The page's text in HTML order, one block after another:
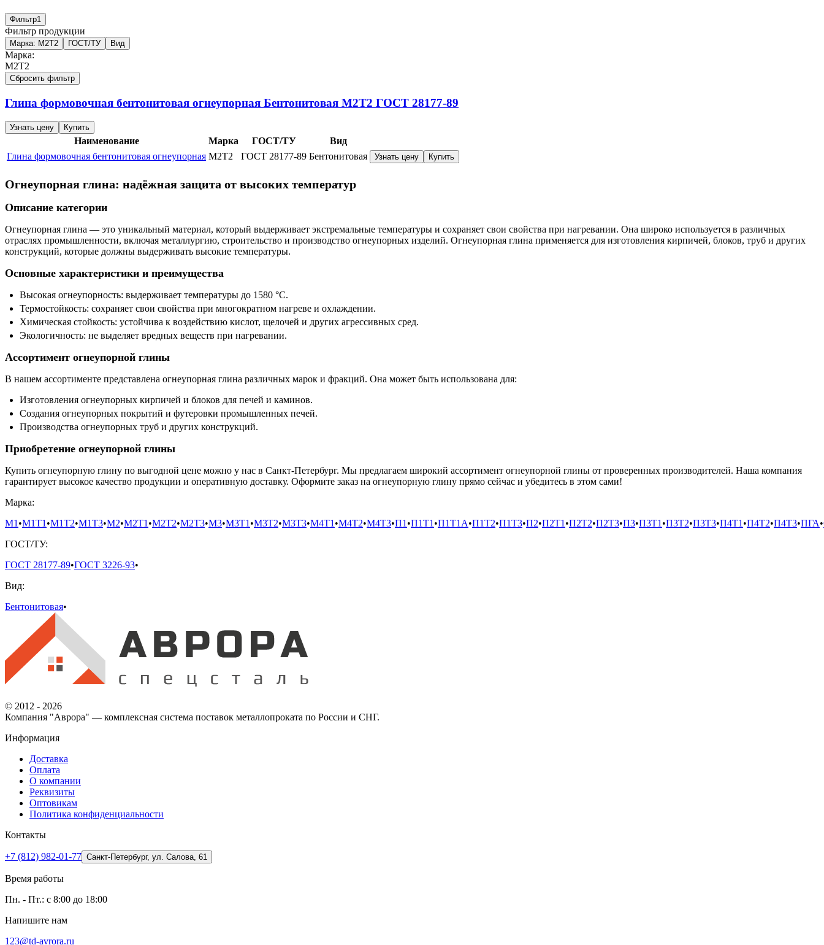
Фильтр1
Фильтр продукции
Марка: М2Т2 ГОСТ/ТУ Вид
Марка:
М2Т2
Сбросить фильтр
Глина формовочная бентонитовая огнеупорная Бентонитовая М2Т2 ГОСТ 28177-89
Узнать цену Купить
Наименование Марка ГОСТ/ТУ
Вид
Глина формовочная бентонитовая огнеупорная М2Т2 ГОСТ 28177-89 Бентонитовая Узнать цену Купить
Огнеупорная глина: надёжная защита от высоких температур
Описание категории
Огнеупорная глина — это уникальный материал, который выдерживает экстремальные температуры и сохраняет свои свойства при нагревании. Она широко используется в различных
отраслях промышленности, включая металлургию, строительство и производство огнеупорных изделий. Огнеупорная глина применяется для изготовления кирпичей, блоков, труб и других
конструкций, которые должны выдерживать высокие температуры.
Основные характеристики и преимущества
Высокая огнеупорность: выдерживает температуры до 1580 °C.
Термостойкость: сохраняет свои свойства при многократном нагреве и охлаждении.
Химическая стойкость: устойчива к воздействию кислот, щелочей и других агрессивных сред.
Экологичность: не выделяет вредных веществ при нагревании.
Ассортимент огнеупорной глины
В нашем ассортименте представлена огнеупорная глина различных марок и фракций. Она может быть использована для:
Изготовления огнеупорных кирпичей и блоков для печей и каминов.
Создания огнеупорных покрытий и футеровки промышленных печей.
Производства огнеупорных труб и других конструкций.
Приобретение огнеупорной глины
Купить огнеупорную глину по выгодной цене можно у нас в Санкт-Петербург. Мы предлагаем широкий ассортимент огнеупорной глины от проверенных производителей. Наша компания
гарантирует высокое качество продукции и оперативную доставку. Оформите заказ на огнеупорную глину прямо сейчас и убедитесь в этом сами!
Марка:
М1 •М1Т1 •М1Т2•М1Т3•М2•М2Т1 •М2Т2•М2Т3•М3•М3Т1 •М3Т2•М3Т3•М4Т1 •М4Т2•М4Т3•П1 •П1Т1 •П1Т1А•П1Т2•П1Т3•П2•П2Т1 •П2Т2•П2Т3•П3•П3Т1 •П3Т2•П3Т3•П4Т1 •П4Т2•П4Т3•ПГА•
ГОСТ/ТУ:
ГОСТ 28177-89•ГОСТ 3226-93•
Вид:
Бентонитовая•
© 2012 - 2026
Компания "Аврора" — комплексная система поставок металлопроката по России и СНГ.
Информация
Доставка
Оплата
О компании
Реквизиты
Оптовикам
Политика конфиденциальности
Контакты
+7 (812) 982-01-77 Санкт-Петербург, ул. Салова, 61
Время работы
Пн. - Пт.: с 8:00 до 18:00
Напишите нам
123@td-avrora.ru